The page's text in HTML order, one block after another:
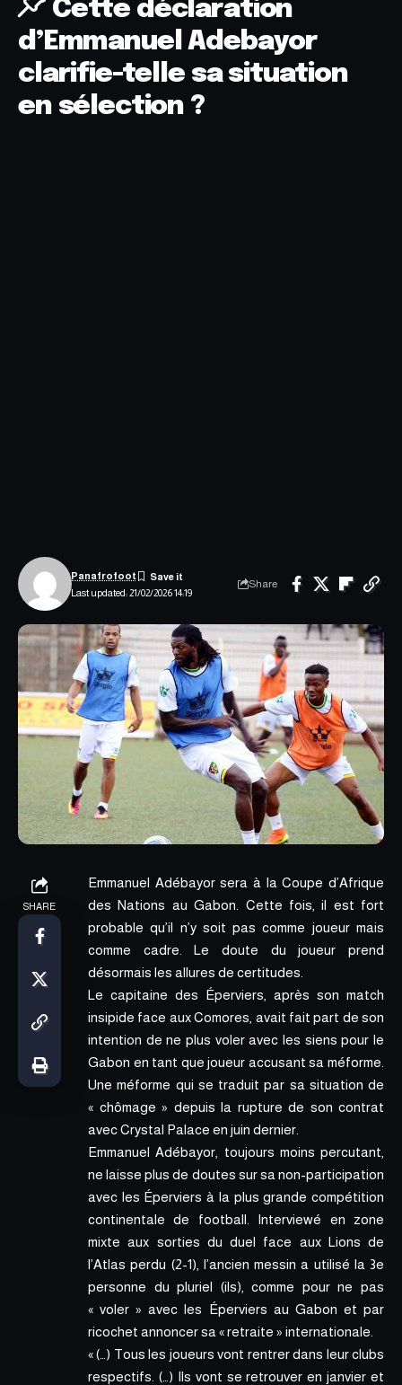
Cette déclaration
d’Emmanuel Adebayor
clarifie-telle sa situation
en sélection ?
Last updated: 21/02/2026 14:19
Panafrofoot
Share
SHARE
Emmanuel Adébayor sera à la Coupe d’Afrique
des Nations au Gabon. Cette fois,il est fort
probable qu’il n’y soit pas comme joueur mais
comme cadre . Le doute du joueur prend
désormais les allures de certitudes.
Le capitaine des Éperviers, après son match
insipide face aux Comores , avait fait part de son
intention de ne plus voler avec les siens pour le
Gabon en tant que joueur accusant sa méforme
Une méforme qui se traduit par sa situation de
« chômage » depuis la rupture de son contrat
avec Crystal Palace en juin dernier.
Emmanuel Adébayor, toujours moins percutant,
ne laisse plus de doutes sur sa non-participation
avec les Éperviers à la plus grande compétition
continentale de football. Interviewé en zone
mixte aux sorties du duel face aux Lions de
l’Atlas perdu (2-1) , l’ancien messin a utilisé la 3e
personne du pluriel (ils), comme pour ne pas
« voler » avec les Éperviers au Gabon et par
ricochet annoncer sa « retraite » internationale.
« (…) Tous les joueurs vont rentrer dans leur clubs
respectifs. (…) Ils vont se retrouver en janvier et